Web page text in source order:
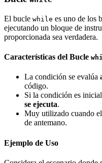
El bucle while es uno de los
ejecutando un bloque de
proporcionada sea verdadera.
Características del Bucle
La condición se evalúa
código.
Si la condición es
se ejecuta.
Muy utilizado cuando
de antemano.
Ejemplo de Uso